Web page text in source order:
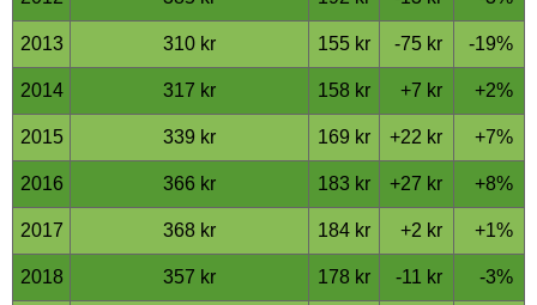
2013 310 kr 155 kr -75 kr -19%
2014 317 kr 158 kr +7 kr +2%
2015 339 kr 169 kr +22 kr +7%
2016 366 kr 183 kr +27 kr +8%
2017 368 kr 184 kr +2 kr +1%
2018 357 kr 178 kr -11 kr -3%